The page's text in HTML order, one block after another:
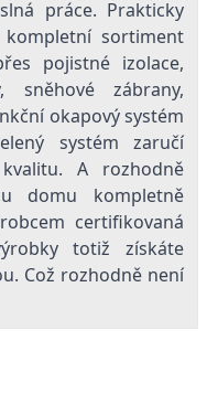
práce. Prakticky
sortiment
pojistné izolace,
zábrany,
okapový systém
systém zaručí
A rozhodně
domu kompletně
certifikovaná
totiž získáte
Což rozhodně není